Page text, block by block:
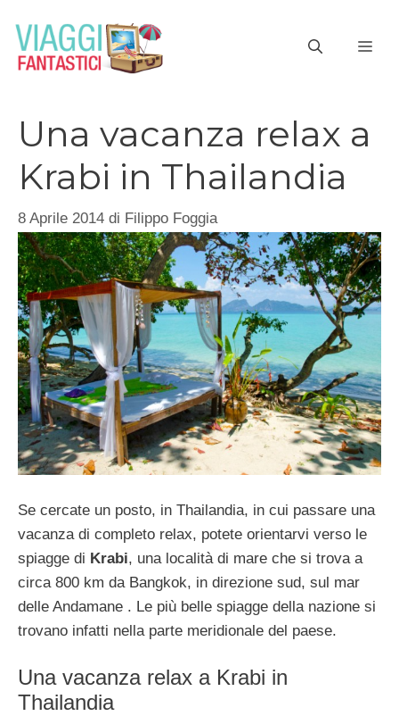
contenuto
Una vacanza relax a
Krabi in Thailandia
8 Aprile 2014 di Filippo Foggia
Se cercate un posto, in Thailandia, in cui passare una
vacanza di completo relax, potete orientarvi verso le
spiagge di Krabi, una località di mare che si trova a
circa 800 km da Bangkok, in direzione sud, sul mar
delle Andamane . Le più belle spiagge della nazione si
trovano infatti nella parte meridionale del paese.
Una vacanza relax a Krabi in
Thailandia